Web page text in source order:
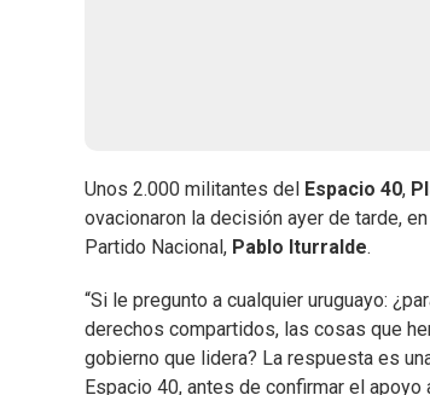
Unos 2.000 militantes del Espacio 40,
ovacionaron la decisión ayer de tarde,
Partido Nacional, Pablo Iturralde.
“Si le pregunto a cualquier uruguayo:
derechos compartidos, las cosas que
gobierno que lidera? La respuesta es
Espacio 40, antes de confirmar el